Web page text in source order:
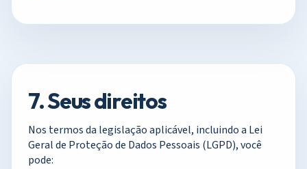
7. Seus direitos
Nos termos da legislação aplicável, incluindo a Lei
Geral de Proteção de Dados Pessoais (LGPD), você
pode: